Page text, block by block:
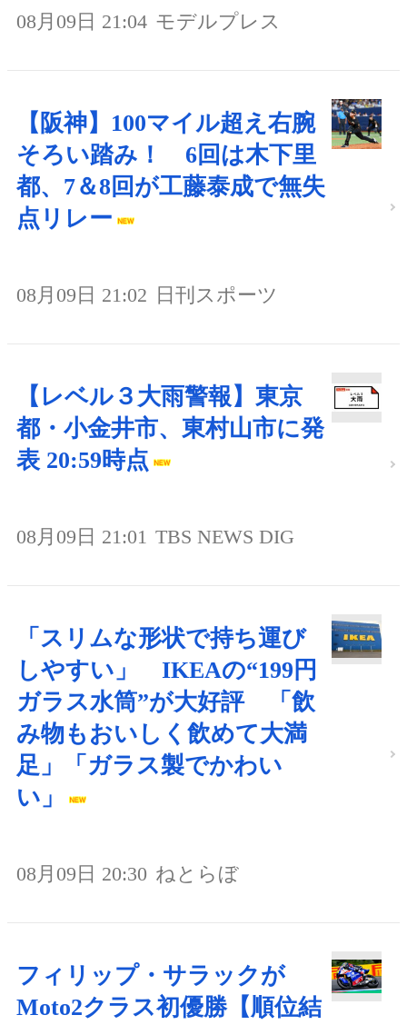
08月09日 21:04 モデルプレス
【阪神】100マイル超え右腕
そろい踏み！ 6回は木下里
都、7＆8回が工藤泰成で無失
点リレー
08月09日 21:02 日刊スポーツ
【レベル３大雨警報】東京
都・小金井市、東村山市に発
表 20:59時点
08月09日 21:01 TBS NEWS DIG
「スリムな形状で持ち運び
しやすい」 IKEAの“199円
ガラス水筒”が大好評 「飲
み物もおいしく飲めて大満
足」「ガラス製でかわい
い」
08月09日 20:30 ねとらぼ
フィリップ・サラックが
Moto2クラス初優勝【順位結